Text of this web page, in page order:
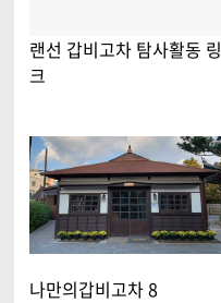
랜선 갑비고차 탐사활동 링
크
나만의갑비고차 8